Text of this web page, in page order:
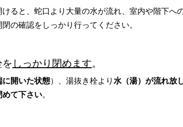
ると、蛇口より大量の水が流れ、室内や階下へ
の確認をしっかり行ってください。
しっかり閉めます。
に開いた状態）、湯抜き栓より 水（湯）が流れ放
めて下さい。